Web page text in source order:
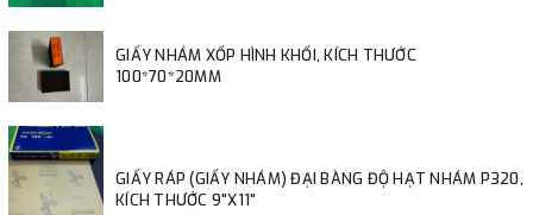
GIẤY NHÁM XỐP HÌNH KHỐI, KÍCH THƯỚC
100*70*20MM
GIẤY RÁP (GIẤY NHÁM) ĐẠI BÀNG ĐỘ HẠT NHÁM P320,
KÍCH THƯỚC 9"X11"